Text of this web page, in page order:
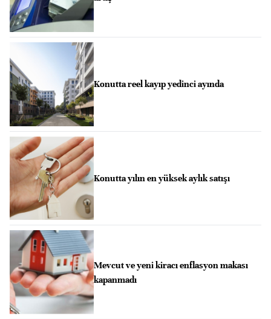
Konutta reel kayıp yedinci ayında
Konutta yılın en yüksek aylık satışı
Mevcut ve yeni kiracı enflasyon makası
kapanmadı